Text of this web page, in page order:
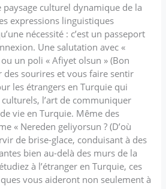
paysage culturel dynamique de la
expressions linguistiques
nécessité : c’est un passeport
Une salutation avec «
un poli « Afiyet olsun » (Bon
sourires et vous faire sentir
les étrangers en Turquie qui
l’art de communiquer
vie en Turquie. Même des
« Nereden geliyorsun ? (D’où
de brise-glace, conduisant à des
bien au-delà des murs de la
à l’étranger en Turquie, ces
vous aideront non seulement à